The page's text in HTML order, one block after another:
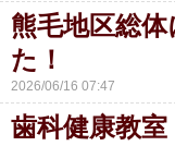
熊毛地区総
た！
2026/06/16 07:47
歯科健康教